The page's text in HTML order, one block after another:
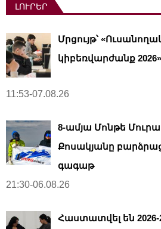
ԼՈՒՐԵՐ
Մրցույթ՝
կիբեռվարժանք 2026»
11:53-07.08.26
8-ամյա Մոնթե
Քոսակյանը
գագաթ
21:30-06.08.26
Հաստատվել են